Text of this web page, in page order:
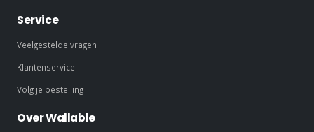
Service
Veelgestelde vragen
Klantenservice
Volg je bestelling
Over Wallable